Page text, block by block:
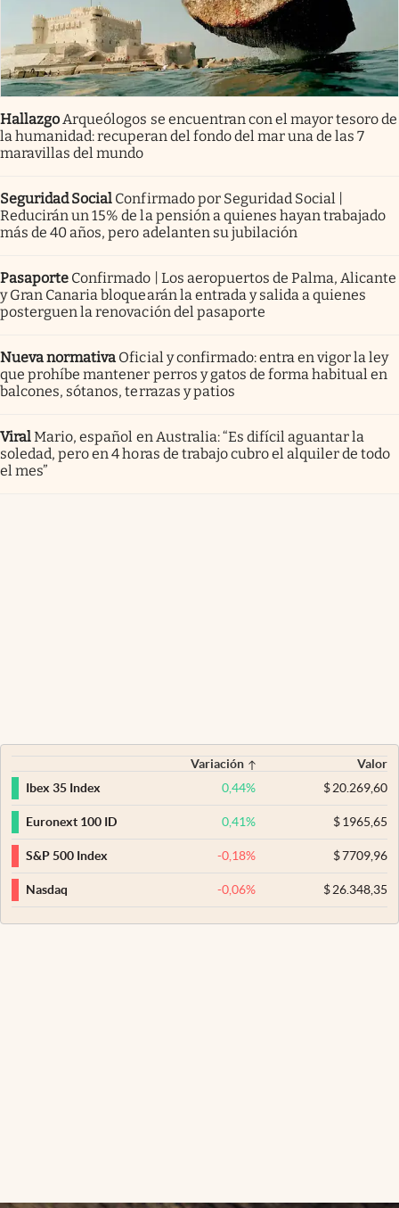
Hallazgo Arqueólogos se encuentran con el mayor tesoro de
la humanidad: recuperan del fondo del mar una de las 7
maravillas del mundo
Seguridad Social Confirmado por Seguridad Social |
Reducirán un 15% de la pensión a quienes hayan trabajado
más de 40 años, pero adelanten su jubilación
Pasaporte Confirmado | Los aeropuertos de Palma, Alicante
y Gran Canaria bloquearán la entrada y salida a quienes
posterguen la renovación del pasaporte
Nueva normativa Oficial y confirmado: entra en vigor la ley
que prohíbe mantener perros y gatos de forma habitual en
balcones, sótanos, terrazas y patios
ViralMario, español en Australia: “Es difícil aguantar la
soledad, pero en 4 horas de trabajo cubro el alquiler de todo
el mes”
Variación
Valor
Ibex 35 Index
0,44% $20.269,60
Euronext 100 ID 0,41% $1965,65
S&P 500 Index -0,18% $7709,96
Nasdaq -0,06% $26.348,35